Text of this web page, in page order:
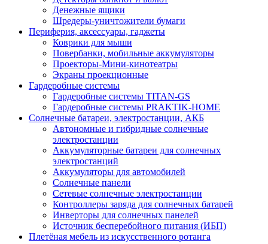
Денежные ящики
Шредеры-уничтожители бумаги
Периферия, аксессуары, гаджеты
Коврики для мыши
Повербанки, мобильные аккумуляторы
Проекторы-Мини-кинотеатры
Экраны проекционные
Гардеробные системы
Гардеробные системы TITAN-GS
Гардеробные системы PRAKTIK-HOME
Солнечные батареи, электростанции, АКБ
Автономные и гибридные солнечные
электростанции
Аккумуляторные батареи для солнечных
электростанций
Аккумуляторы для автомобилей
Солнечные панели
Сетевые солнечные электростанции
Контроллеры заряда для солнечных батарей
Инверторы для солнечных панелей
Источник бесперебойного питания (ИБП)
Плетёная мебель из искусственного ротанга